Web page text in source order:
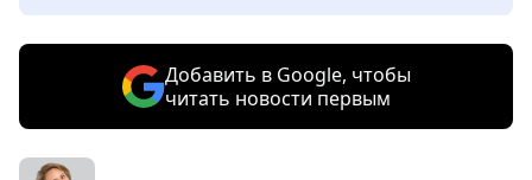
Добавить в Google, чтобы
читать новости первым